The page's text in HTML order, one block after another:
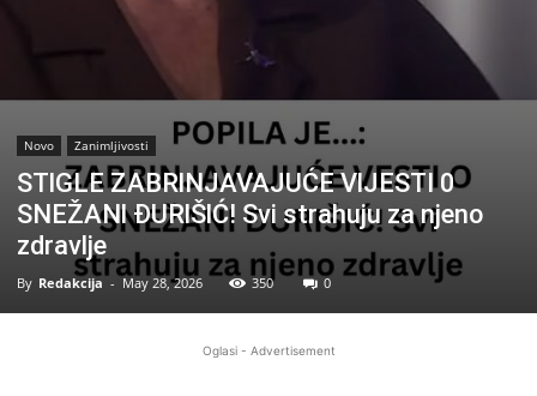
Novo Zanimljivosti
STlGLE ZABRlNJAVAJUĆE VlJESTI 0
SNEŽANl ĐURlŠlĆ! Svi strahuju za njeno
zdravlje
By Redakcija - May 28, 2026 350 0
Oglasi - Advertisement